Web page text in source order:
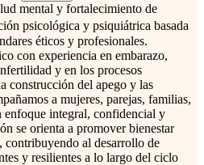
mental y fortalecimiento de
psicológica y psiquiátrica basada
éticos y profesionales.
con experiencia en embarazo,
y en los procesos
construcción del apego y las
a mujeres, parejas, familias,
enfoque integral, confidencial y
se orienta a promover bienestar
al desarrollo de
y resilientes a lo largo del ciclo